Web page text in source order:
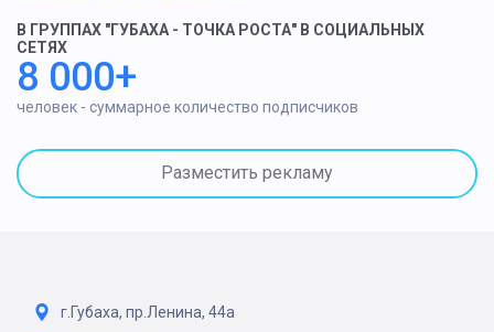
В ГРУППАХ "ГУБАХА - ТОЧКА РОСТА" В СОЦИАЛЬНЫХ
СЕТЯХ
8 000+
человек - суммарное количество подписчиков
Разместить рекламу
г.Губаха, пр.Ленина, 44а